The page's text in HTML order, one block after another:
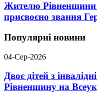
Жителю
присвоєно звання
Популярні новини
04-Сер-2026
Двоє дітей з
Рівненщину на